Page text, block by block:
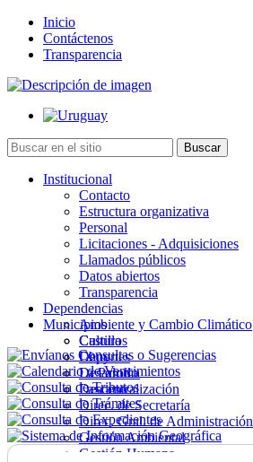
Inicio
Contáctenos
Transparencia
Institucional
Contacto
Estructura organizativa
Personal
Licitaciones - Adquisiciones
Llamados públicos
Datos abiertos
Transparencia
Dependencias
Ambiente y Cambio Climático
Cultura
Deportes
Desarrollo
Descentralización
Direc. de Secretaría
Direc. Gral. de Administración
Gestión Ambiental
Gestión Humana
Municipios
Castillos
Chuy
La Paloma
Lascano